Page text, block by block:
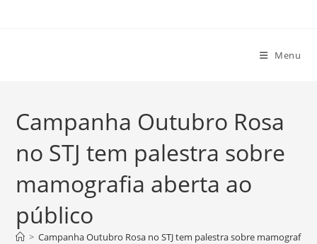
Menu
Campanha Outubro Rosa
no STJ tem palestra sobre
mamografia aberta ao
público
> Campanha Outubro Rosa no STJ tem palestra sobre mamografia